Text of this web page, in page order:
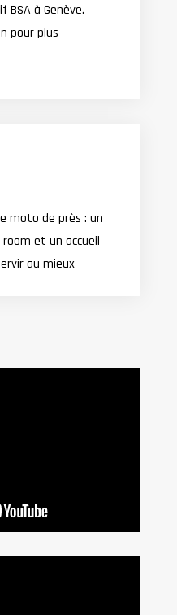
BSA à Genève.
pour plus
moto de près : un
et un accueil
au mieux